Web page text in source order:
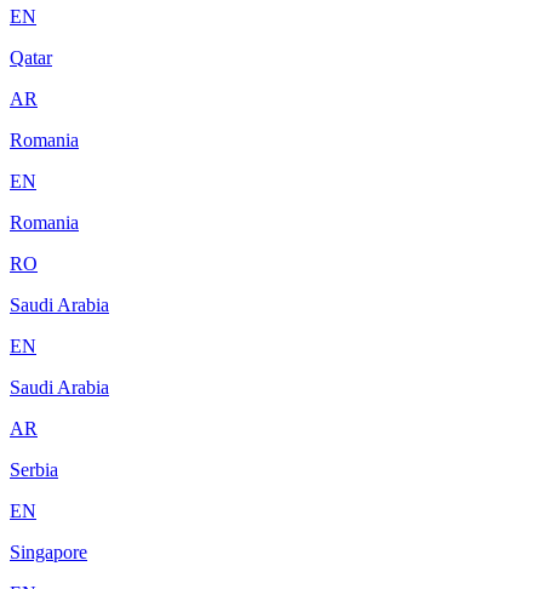
EN
Qatar
AR
Romania
EN
Romania
RO
Saudi Arabia
EN
Saudi Arabia
AR
Serbia
EN
Singapore